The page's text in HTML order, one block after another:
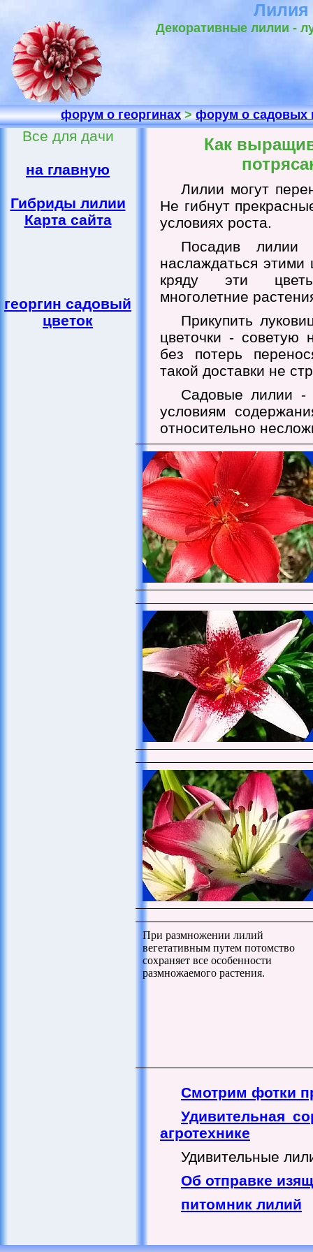
Лилия
Декоративные лилии -
форум о георгинах>форум о садовых
Все для дачи
на главную
Гибриды лилии
Карта сайта
георгин садовый
цветок
Как
Лилии могут
Не гибнут
условиях роста.
Посадив
наслаждаться этими
кряду эти
многолетние
Прикупить
цветочки - советую
без потерь
такой доставки не
Садовые лилии -
условиям
относительно
При размножении лилий
вегетативным путем потомство
сохраняет все особенности
размножаемого растения.
Смотрим фотки
Удивительная
агротехнике
Удивительные
Об отправке
питомник лилий